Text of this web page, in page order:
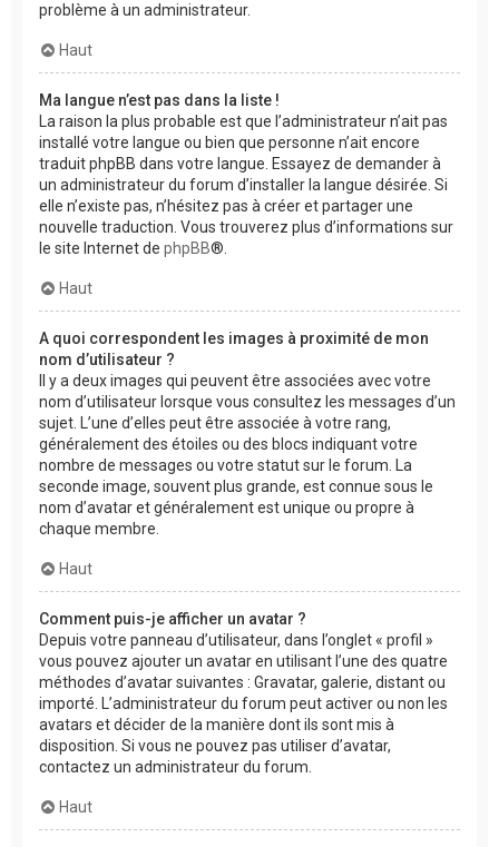
problème à un administrateur.
Haut
Ma langue n’est pas dans la liste !
La raison la plus probable est que l’administrateur n’ait pas
installé votre langue ou bien que personne n’ait encore
traduit phpBB dans votre langue. Essayez de demander à
un administrateur du forum d’installer la langue désirée. Si
elle n’existe pas, n’hésitez pas à créer et partager une
nouvelle traduction. Vous trouverez plus d’informations sur
le site Internet de phpBB®.
Haut
A quoi correspondent les images à proximité de mon
nom d’utilisateur ?
Il y a deux images qui peuvent être associées avec votre
nom d’utilisateur lorsque vous consultez les messages d’un
sujet. L’une d’elles peut être associée à votre rang,
généralement des étoiles ou des blocs indiquant votre
nombre de messages ou votre statut sur le forum. La
seconde image, souvent plus grande, est connue sous le
nom d’avatar et généralement est unique ou propre à
chaque membre.
Haut
Comment puis-je afficher un avatar ?
Depuis votre panneau d’utilisateur, dans l’onglet « profil »
vous pouvez ajouter un avatar en utilisant l’une des quatre
méthodes d’avatar suivantes : Gravatar, galerie, distant ou
importé. L’administrateur du forum peut activer ou non les
avatars et décider de la manière dont ils sont mis à
disposition. Si vous ne pouvez pas utiliser d’avatar,
contactez un administrateur du forum.
Haut